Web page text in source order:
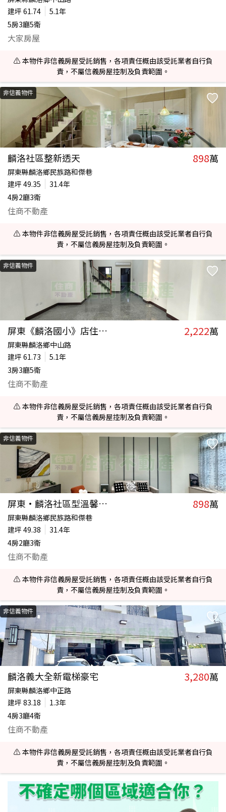
建坪 61.74
5.1年
5房3廳5衛
大家房屋
⚠️ 本物件非信義房屋受託銷售，各項責任概由該受託業者自行負
責，不屬信義房屋控制及負責範圍。
非信義物件
麟洛社區整新透天 898萬
屏東縣麟洛鄉民族路和傑巷
建坪 49.35
31.4年
4房2廳3衛
住商不動產
⚠️ 本物件非信義房屋受託銷售，各項責任概由該受託業者自行負
責，不屬信義房屋控制及負責範圍。
非信義物件
屏東《麟洛國小》店住透天 2,222萬
屏東縣麟洛鄉中山路
建坪 61.73
5.1年
3房3廳5衛
住商不動產
⚠️ 本物件非信義房屋受託銷售，各項責任概由該受託業者自行負
責，不屬信義房屋控制及負責範圍。
非信義物件
屏東·麟洛社區型溫馨透天 898萬
屏東縣麟洛鄉民族路和傑巷
建坪 49.38
31.4年
4房2廳3衛
住商不動產
⚠️ 本物件非信義房屋受託銷售，各項責任概由該受託業者自行負
責，不屬信義房屋控制及負責範圍。
非信義物件
麟洛義大全新電梯豪宅 3,280萬
屏東縣麟洛鄉中正路
建坪 83.18
1.3年
4房3廳4衛
住商不動產
⚠️ 本物件非信義房屋受託銷售，各項責任概由該受託業者自行負
責，不屬信義房屋控制及負責範圍。